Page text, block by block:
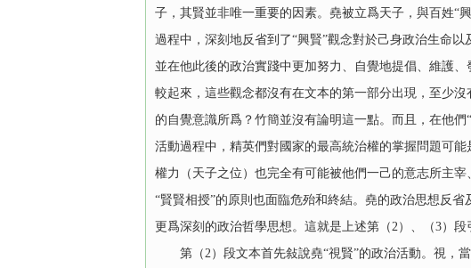
子，其賢並非唯一重要的因素。堯被立爲天子，與百姓“
過程中，深刻地反省到了“興賢”觀念對於己身政治生命
並在他此後的政治實踐中更加努力、自覺地提倡、維護
較起來，這些觀念都沒有在文本的第一部分出現，至少
的自覺意識所爲？竹簡並沒有論明這一點。而且，在他
活動過程中，精英們對國家的最高統治權的掌握問題可
權力（天子之位）也完全有可能被他們一己的意志所主
“賢賢相授”的原則也面臨危殆和終結。堯的政治思想反
更爲深刻的政治哲學思想。這就是上述第（2）、（3）段
第（2）段文本首先敍說堯“視賢”的政治活動。視，當